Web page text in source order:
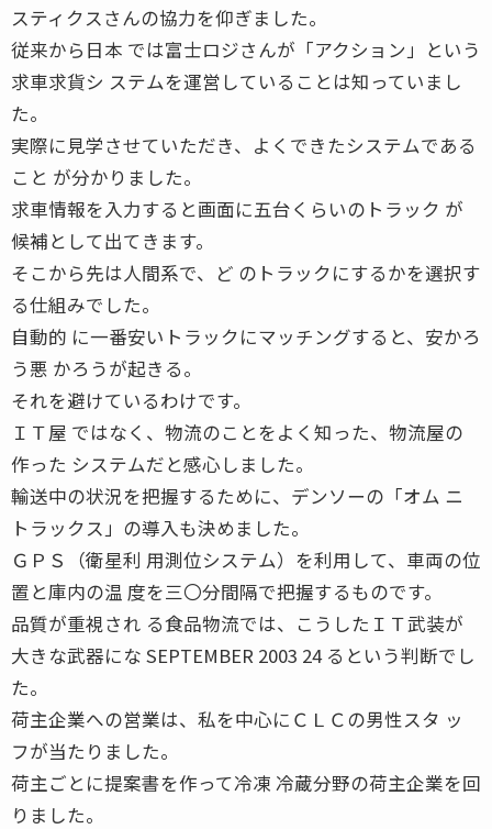
スティクスさんの協力を仰ぎました。
従来から日本 では富士ロジさんが「アクション」という
求車求貨シ ステムを運営していることは知っていまし
た。
実際に見学させていただき、よくできたシステムである
こと が分かりました。
求車情報を入力すると画面に五台くらいのトラック が
候補として出てきます。
そこから先は人間系で、ど のトラックにするかを選択す
る仕組みでした。
自動的 に一番安いトラックにマッチングすると、安かろ
う悪 かろうが起きる。
それを避けているわけです。
ＩＴ屋 ではなく、物流のことをよく知った、物流屋の
作った システムだと感心しました。
輸送中の状況を把握するために、デンソーの「オム ニ
トラックス」の導入も決めました。
ＧＰＳ（衛星利 用測位システム）を利用して、車両の位
置と庫内の温 度を三〇分間隔で把握するものです。
品質が重視され る食品物流では、こうしたＩＴ武装が
大きな武器にな SEPTEMBER 2003 24 るという判断でし
た。
荷主企業への営業は、私を中心にＣＬＣの男性スタ ッ
フが当たりました。
荷主ごとに提案書を作って冷凍 冷蔵分野の荷主企業を回
りました。